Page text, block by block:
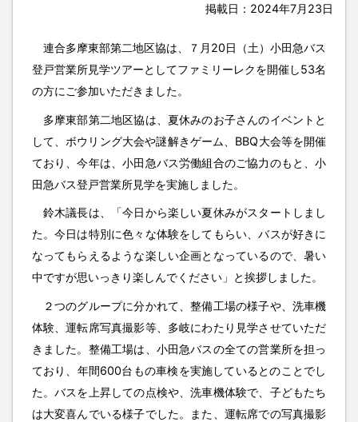
掲載日：2024年7月23日
連合多摩東部第二地区協は、７月20日（土）小田急バス
登戸営業所見学ツアーとしてファミリーレクを開催し53名
の方にご参加いただきました。
多摩東部第二地区協は、夏休みのお子さんのイベントと
して、ボウリング大会や謎解きゲーム、BBQ大会等を開催
ており、今年は、小田急バス労働組合のご協力のもと、小
田急バス登戸営業所見学を実施しました。
鈴木議長は、「今日から楽しい夏休みがスタートしまし
た。今日は特別に色々な体験をしてもらい、バスが好きに
なってもらえるような楽しい企画となっているので、暑い
中ですが思いっきり楽しんでください」と挨拶しました。
２つのグループに分かれて、整備工場の様子や、洗車機
体験、運転席写真撮影等、多岐にわたり見学させていただ
きました。整備工場は、小田急バスの全ての営業所を担っ
ており、年間600台もの車検を実施しているとのことでし
た。バスを上昇しての点検や、洗車機体験で、子どもたち
は大変喜んでいる様子でした。また、運転席での写真撮影